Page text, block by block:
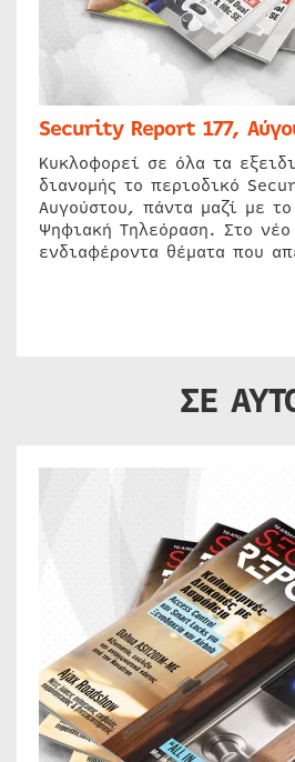
Security Report 177,
Κυκλοφορεί σε όλα τα
διανομής το περιοδικό
Αυγούστου, πάντα μαζί με
Ψηφιακή Τηλεόραση. Στο
ενδιαφέροντα θέματα που
ΣΕ